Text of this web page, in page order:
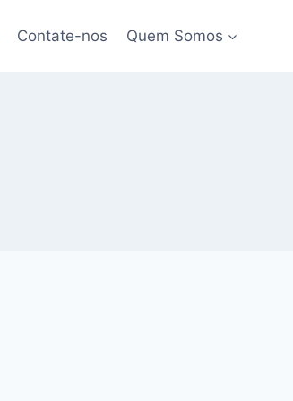
Contate-nos Quem Somos